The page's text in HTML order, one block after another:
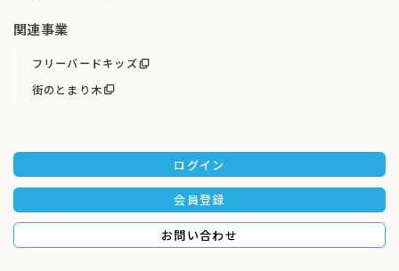
関連事業
フリーバードキッズ
街のとまり木
ログイン
会員登録
お問い合わせ